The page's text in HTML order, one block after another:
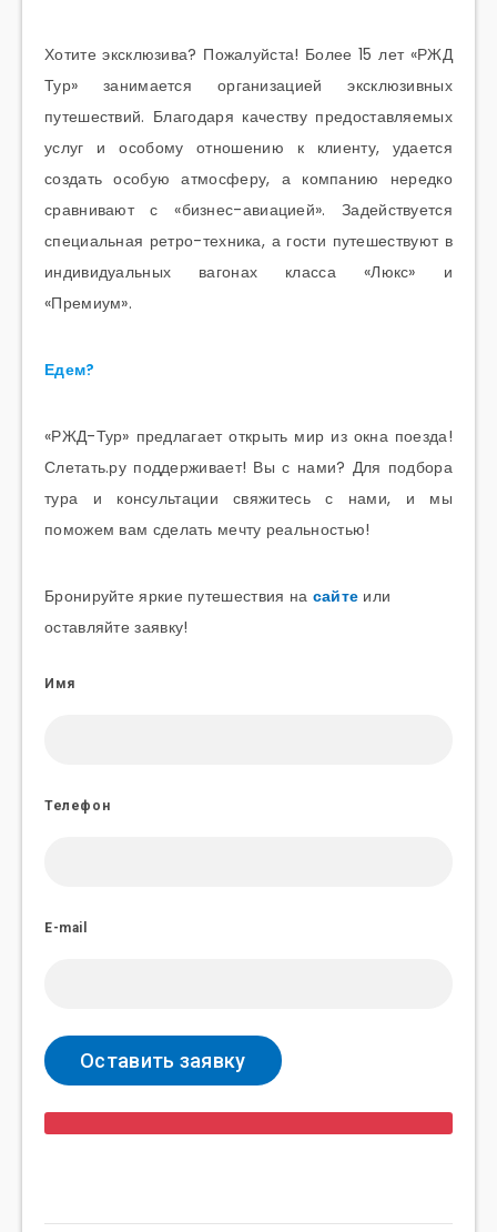
Хотите эксклюзива? Пожалуйста! Более 15 лет «РЖД
Тур» занимается организацией эксклюзивных
путешествий. Благодаря качеству предоставляемых
услуг и особому отношению к клиенту, удается
создать особую атмосферу, а компанию нередко
сравнивают с «бизнес-авиацией». Задействуется
специальная ретро-техника, а гости путешествуют в
индивидуальных вагонах класса «Люкс» и
«Премиум».
Едем?
«РЖД-Тур» предлагает открыть мир из окна поезда!
Слетать.ру поддерживает! Вы с нами? Для подбора
тура и консультации свяжитесь с нами, и мы
поможем вам сделать мечту реальностью!
Бронируйте яркие путешествия на сайте или
оставляйте заявку!
Имя
Телефон
E-mail